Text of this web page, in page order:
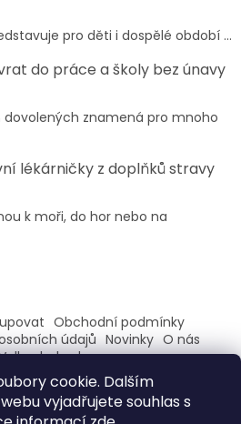
cookie. Dalším
vyjadřujete souhlas s
pro děti i dospělé období ...
do práce a školy bez únavy
znamená pro mnoho
lékárničky z doplňků stravy
k moři, do hor nebo na
Obchodní podmínky
údajů Novinky O nás
SLEVU 100,- NA PRVNÍ NÁKUP